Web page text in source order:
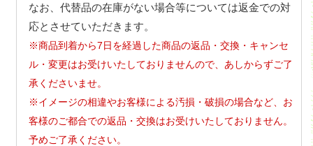
なお、代替品の在庫がない場合等については返金での対
応とさせていただきます。
※商品到着から7日を経過した商品の返品・交換・キャンセ
ル・変更はお受けいたしておりませんので、あしからずご了
承くださいませ。
※イメージの相違やお客様による汚損・破損の場合など、お
客様のご都合での返品・交換はお受けいたしておりません。
予めご了承ください。